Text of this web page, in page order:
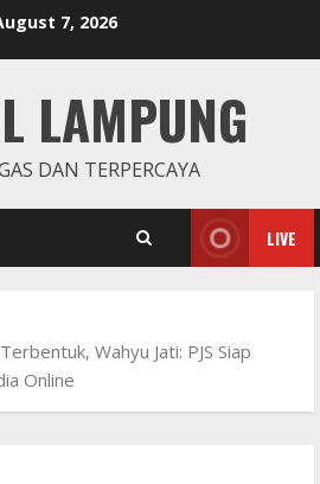
7, 2026
LAMPUNG
DAN TERPERCAYA
LIVE
Wahyu Jati: PJS Siap
Online